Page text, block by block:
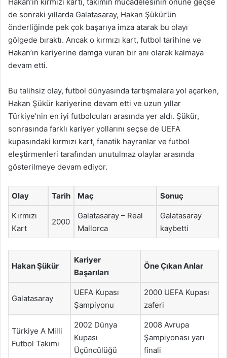
de sonraki yıllarda Galatasaray, Hakan Şükür’ün
önderliğinde pek çok başarıya imza atarak bu olayı
gölgede bıraktı. Ancak o kırmızı kart, futbol tarihine ve
Hakan’ın kariyerine damga vuran bir anı olarak kalmaya
devam etti.
Bu talihsiz olay, futbol dünyasında tartışmalara yol açarken,
Hakan Şükür kariyerine devam etti ve uzun yıllar
Türkiye’nin en iyi futbolcuları arasında yer aldı. Şükür,
sonrasında farklı kariyer yollarını seçse de UEFA
kupasındaki kırmızı kart, fanatik hayranlar ve futbol
eleştirmenleri tarafından unutulmaz olaylar arasında
gösterilmeye devam ediyor.
Olay Tarih Maç Sonuç
Kırmızı
Kart
2000
Galatasaray – Real
Mallorca
Galatasaray
kaybetti
Hakan Şükür
Kariyer
Başarıları
Öne Çıkan Anlar
Galatasaray
UEFA Kupası
Şampiyonu
2000 UEFA Kupası
zaferi
Türkiye A Milli
Futbol Takımı
2002 Dünya
Kupası
Üçüncülüğü
2008 Avrupa
Şampiyonası yarı
finali